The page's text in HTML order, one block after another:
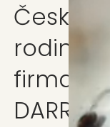
Česká
rodinná
firma
DARRÉ